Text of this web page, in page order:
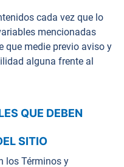
cada vez que lo
mencionadas
que medie previo aviso y
alguna frente al
QUE DEBEN
SITIO
los Términos y